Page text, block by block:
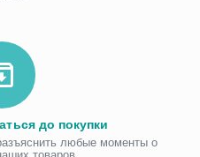
до покупки
любые моменты о